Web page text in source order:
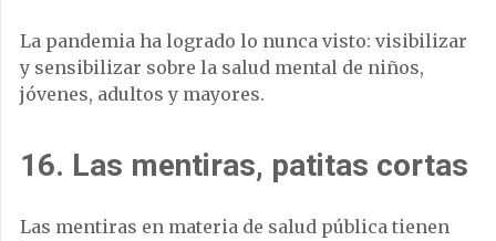
La pandemia ha logrado lo nunca visto: visibilizar
y sensibilizar sobre la salud mental de niños,
jóvenes, adultos y mayores.
16. Las mentiras, patitas cortas
Las mentiras en materia de salud pública tienen